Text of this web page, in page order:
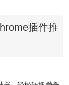
），里面包括
见的容器格式
映了它的容器
插件推